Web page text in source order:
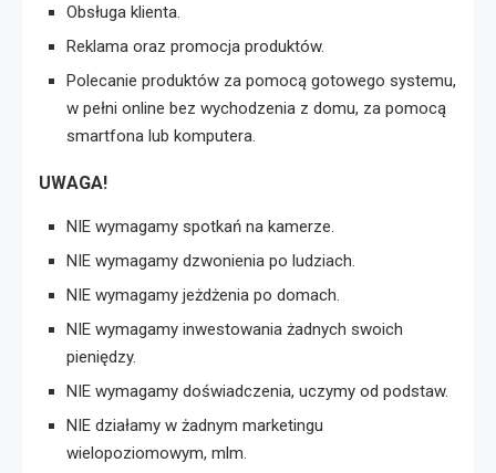
Obsługa klienta.
Reklama oraz promocja produktów.
Polecanie produktów za pomocą gotowego systemu,
w pełni online bez wychodzenia z domu, za pomocą
smartfona lub komputera.
UWAGA!
NIE wymagamy spotkań na kamerze.
NIE wymagamy dzwonienia po ludziach.
NIE wymagamy jeżdżenia po domach.
NIE wymagamy inwestowania żadnych swoich
pieniędzy.
NIE wymagamy doświadczenia, uczymy od podstaw.
NIE działamy w żadnym marketingu
wielopoziomowym, mlm.